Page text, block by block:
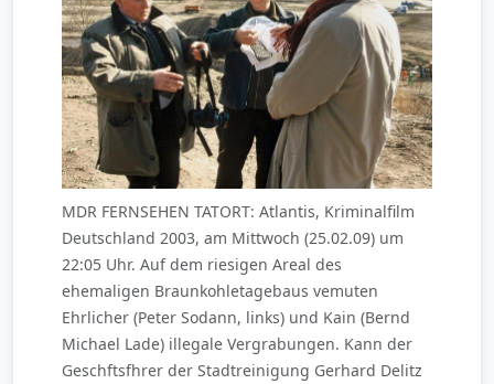
MDR FERNSEHEN TATORT: Atlantis, Kriminalfilm
Deutschland 2003, am Mittwoch (25.02.09) um
22:05 Uhr. Auf dem riesigen Areal des
ehemaligen Braunkohletagebaus vemuten
Ehrlicher (Peter Sodann, links) und Kain (Bernd
Michael Lade) illegale Vergrabungen. Kann der
Geschftsfhrer der Stadtreinigung Gerhard Delitz